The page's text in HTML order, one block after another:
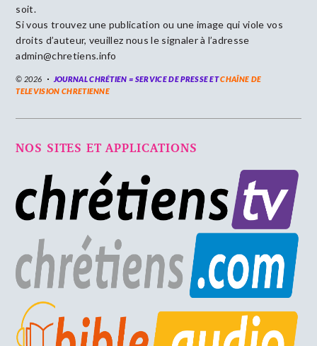
soit.
Si vous trouvez une publication ou une image qui viole vos
droits d’auteur, veuillez nous le signaler à l’adresse
admin@chretiens.info
© 2026 JOURNAL CHRÉTIEN = SERVICE DE PRESSE ETCHAÎNE DE
TELEVISION CHRETIENNE
NOS SITES ET APPLICATIONS